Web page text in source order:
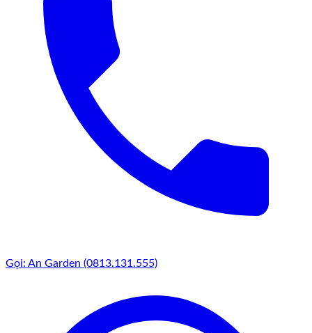
Gọi: An Garden (0813.131.555)